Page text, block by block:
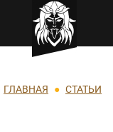
ГЛАВНАЯ СТАТЬИ